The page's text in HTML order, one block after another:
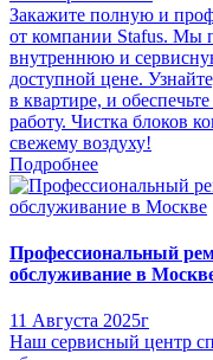
Закажите полную и
от компании Stafus. Мы
внутреннюю и
доступной цене.
в квартире, и
работу. Чистка блоков
свежему воздуху!
Подробнее
Профессиональный
обслуживание в
11 Августа 2025г
Наш сервисный центр